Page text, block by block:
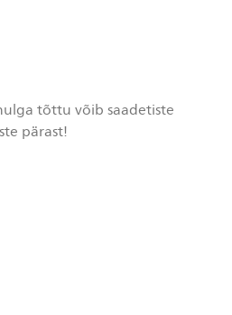
tõttu võib saadetiste
pärast!